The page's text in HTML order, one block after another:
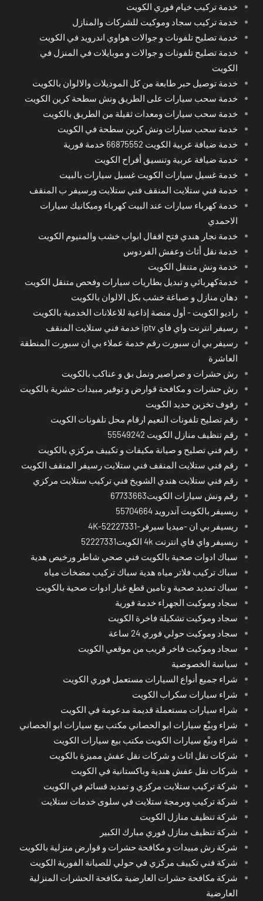
خدمة تركيب خيام فوري الكويت
خدمة تركيب سجاد وموكيت للشركات والمنازل
خدمة تصليح تلفونات و جوالات هواوي اندرويد في الكويت
خدمة تصليح تلفونات و جوالات و موبايلات في المنزل في
الكويت
خدمة توصيل حبر طابعة من كل الموديلات والالوان بالكويت
خدمة سحب سيارات على الطريق ونش سطحة كرين الكويت
خدمة سحب سيارات ومعدات ثقيلة من الطريق بالكويت
خدمة سحب سيارات ونش كرين سطحة في الكويت
خدمة ضيافة عربية الكويت 66875552 خدمة فورية
خدمة ضيافة عربية وتنسيق أفراح الكويت
خدمة غسيل سيارات الكويت غسيل سيارات بالبيت
خدمة فني ستلايت المنقف فني ستلايت ورسيفر ب المنقف
خدمة كهرباء سيارات عند البيت كهرباء وميكانيك سيارات
الاحمدي
خدمة نجار هندي فتح اقفال ابواب خشب والمنيوم الكويت
خدمة نقل أثاث وعفش الفردوس
خدمة ونش متنقل الكويت
خدمةكهربائي و تبديل بطاريات سيارات وفحص متنقل الكويت
دهان منازل و صباغة خشب بكل الالوان بالكويت
راديو الكويت - أول منصة إذاعية للاعلانات الخدمية بالكويت
رسيفر انترنت واي فاي iptv خدمة فني ستلايت المنقف
رسيفر بي ان سبورت رقم خدمة عملاء بي ان سبورت المنطقة
العاشرة
رش حشرات و صراصير ونمل بق و عناكب بالكويت
رش حشرات و مكافحة قوارض و توفير مبيدات حشرية بالكويت
رفوف تخزين حديد الكويت
رقم تصليح تلفونات النعيم ارقام محل تلفونات الكويت
رقم تنظيف منازل الكويت 55549242
رقم فني تصليح و صيانة مكيفات و تكييف مركزي بالكويت
رقم فني ستلايت المنقف فني ستلايت رسيفر المنقف الكويت
رقم فني ستلايت هندي الشويخ فني تركيب ستلايت مركزي
رقم ونش سيارات الكويت67733663
ريسيفر بالكويت آندرويد 55704664
ريسيفر بي ان -ميديا سيرفر-4K-52227331
ريسيفر واي فاي انترنت 4k الكويت52227331
سباك ادوات صحية بالكويت فني صحي شاطر ورخيص هدية
سباك تركيب فلاتر مياه هدية سباك تركيب مضخات مياه
سباك تمديد صحية و تامين قطع غيار ادوات صحية بالكويت
سجاد وموكيت الجهراء خدمة فورية
سجاد وموكيت تشكيلة فاخرة الكويت
سجاد وموكيت حولي فوري 24 ساعة
سجاد وموكيت فاخر قريب من موقعي الكويت
سياسة الخصوصية
شراء جميع أنواع السيارات مستعمل فوري الكويت
شراء سيارات سكراب الكويت
شراء سيارات مستعملة قديمة مدعومة في الكويت
شراء وبيْع سيارات ابو الحصاني مكتب بيع سيارات ابو الحصاني
شراء وبيْع سيارات الكويت مكتب بيع سيارات الكويت
شركات نقل اثاث و شركات نقل عفش مميزة بالكويت
شركات نقل عفش هندية وباكستانية في الكويت
شركة تركيب ستلايت مركزي و تمديد قسائم في الكويت
شركة تركيب وبرمجة ستلايت في سلوى خدمات ستلايت
شركة تنظيف منازل الكويت
شركة تنظيف منازل فوري مبارك الكبير
شركة رش مبيدات و مكافحة حشرات و قوارض منزلية بالكويت
شركة فني تكييف مركزي في حولي للصيانة الفورية الكويت
شركة مكافحة حشرات العارضية مكافحة الحشرات المنزلية
العارضية